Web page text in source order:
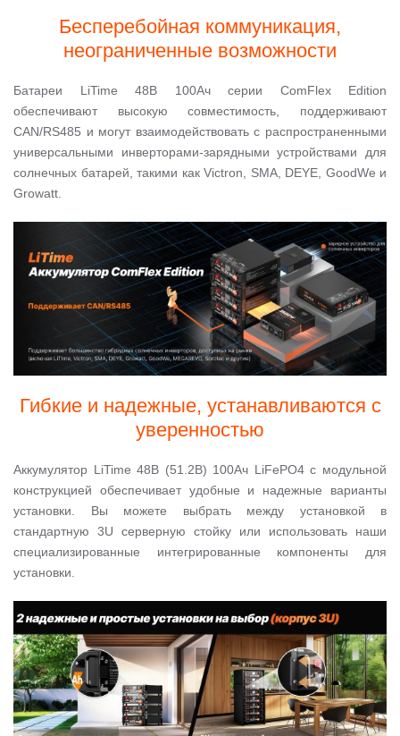
Бесперебойная коммуникация,
неограниченные возможности
Батареи LiTime 48В 100Ач серии ComFlex Edition
обеспечивают высокую совместимость, поддерживают
CAN/RS485 и могут взаимодействовать с распространенными
универсальными инверторами-зарядными устройствами для
солнечных батарей, такими как Victron, SMA, DEYE, GoodWe и
Growatt.
Гибкие и надежные, устанавливаются с
уверенностью
Аккумулятор LiTime 48В (51.2В) 100Ач LiFePO4 с модульной
конструкцией обеспечивает удобные и надежные варианты
установки. Вы можете выбрать между установкой в
стандартную 3U серверную стойку или использовать наши
специализированные интегрированные компоненты для
установки.